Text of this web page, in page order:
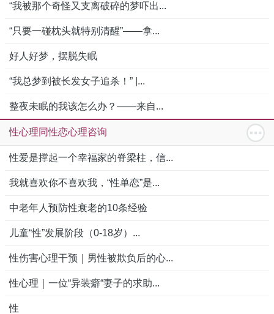
“我被那个奇怪又支离破碎的梦吓出...
“只要一碰枕头就特别清醒”——拿...
好人好梦，摆脱失眠
“我总梦到被长发女子追杀！” |...
整夜未眠的我该怎么办？——来自...
性心理同性恋心理咨询
性爱是撑起一个幸福家的脊梁柱，信...
我就喜欢你不喜欢我，“性单恋”是...
中老年人预防性衰老的10条经验
儿童“性”发展阶段（0-18岁）...
性伤害心理干预｜男性被欺负后的心...
性心理｜一位“异装癖“妻子的求助...
性